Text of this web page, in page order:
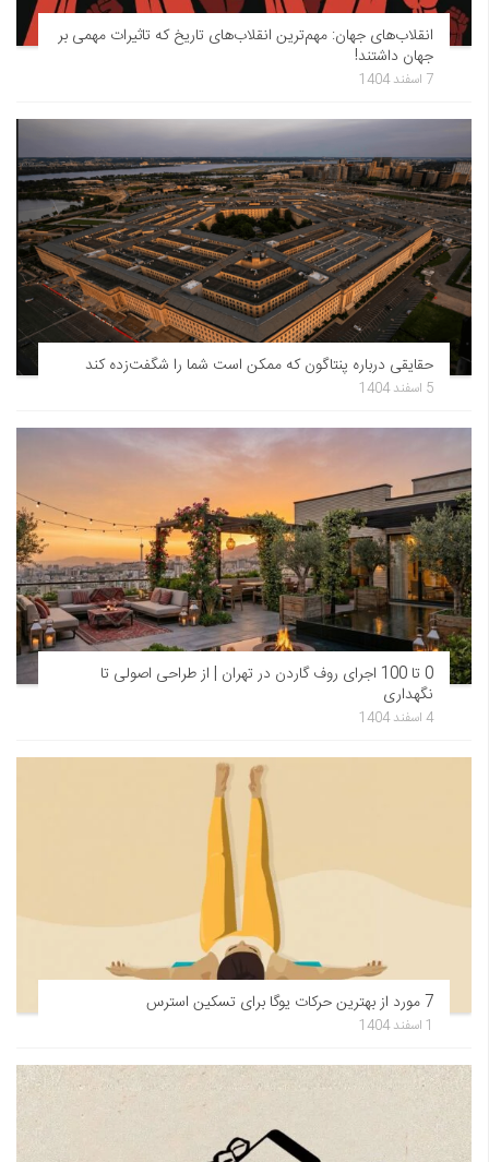
انقلاب‌های جهان: مهم‌ترین انقلاب‌های تاریخ که تاثیرات مهمی بر
جهان داشتند!
7 اسفند 1404
حقایقی درباره پنتاگون که ممکن است شما را شگفت‌زده کند
5 اسفند 1404
0 تا 100 اجرای روف گاردن در تهران | از طراحی اصولی تا
نگهداری
4 اسفند 1404
7 مورد از بهترین حرکات یوگا برای تسکین استرس
1 اسفند 1404